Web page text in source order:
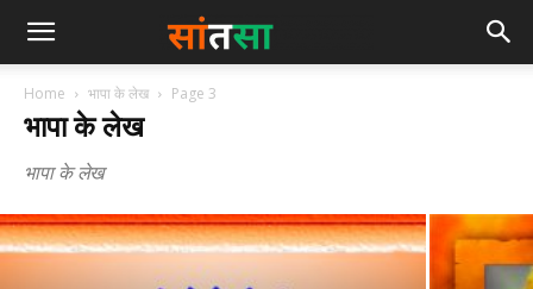
Home भापा के लेख Page 3
भापा के लेख
भापा के लेख
3.”सीमित कुछ असीमित सर्व”
admin February 17, 2022